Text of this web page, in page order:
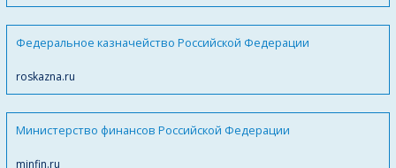
Федеральное казначейство Российской Федерации
roskazna.ru
Министерство финансов Российской Федерации
minfin.ru